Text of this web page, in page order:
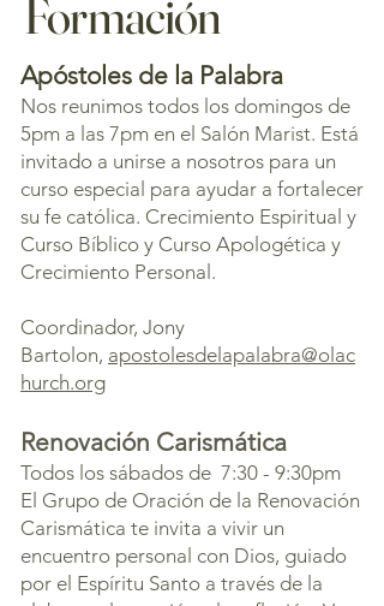
Formación
Apóstoles de la Palabra
Nos reunimos todos los domingos de
5pm a las 7pm en el Salón Marist. Está
invitado a unirse a nosotros para un
curso especial para ayudar a fortalecer
su fe católica. Crecimiento Espiritual y
Curso Bíblico y Curso Apologética y
Crecimiento Personal.
Coordinador, Jony
Bartolon, apostolesdelapalabra@olac
hurch.org
Renovación Carismática
Todos los sábados de 7:30 - 9:30pm
El Grupo de Oración de la Renovación
Carismática te invita a vivir un
encuentro personal con Dios, guiado
por el Espíritu Santo a través de la